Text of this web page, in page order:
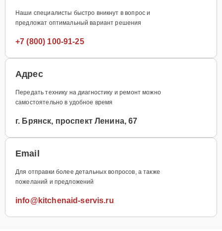
Наши специалисты быстро вникнут в вопрос и
предложат оптимальный вариант решения
+7 (800) 100-91-25
Адрес
Передать технику на диагностику и ремонт можно
самостоятельно в удобное время
г. Брянск, проспект Ленина, 67
Email
Для отправки более детальных вопросов, а также
пожеланий и предложений
info@kitchenaid-servis.ru